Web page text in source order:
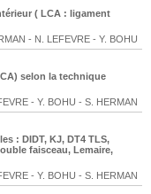
( LCA : ligament
- N. LEFEVRE - Y. BOHU
selon la technique
- Y. BOHU - S. HERMAN
: DIDT, KJ, DT4 TLS,
faisceau, Lemaire,
- Y. BOHU - S. HERMAN